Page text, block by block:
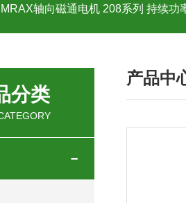
轴向磁通电机 208系列 持续功
三相同步电机MTES 132SB/2
三相同步电机MTES 160MA/2
电机QLS 180M环保农业领域
分类
产品中